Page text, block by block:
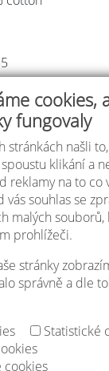
cookies,
fungovaly
stránkách našli
klikání a
reklamy na to co
souhlas se
malých souborů,
prohlížeči.
stránky
správně a dle
Statistické
cookies
Nastavení cookies
- 2026